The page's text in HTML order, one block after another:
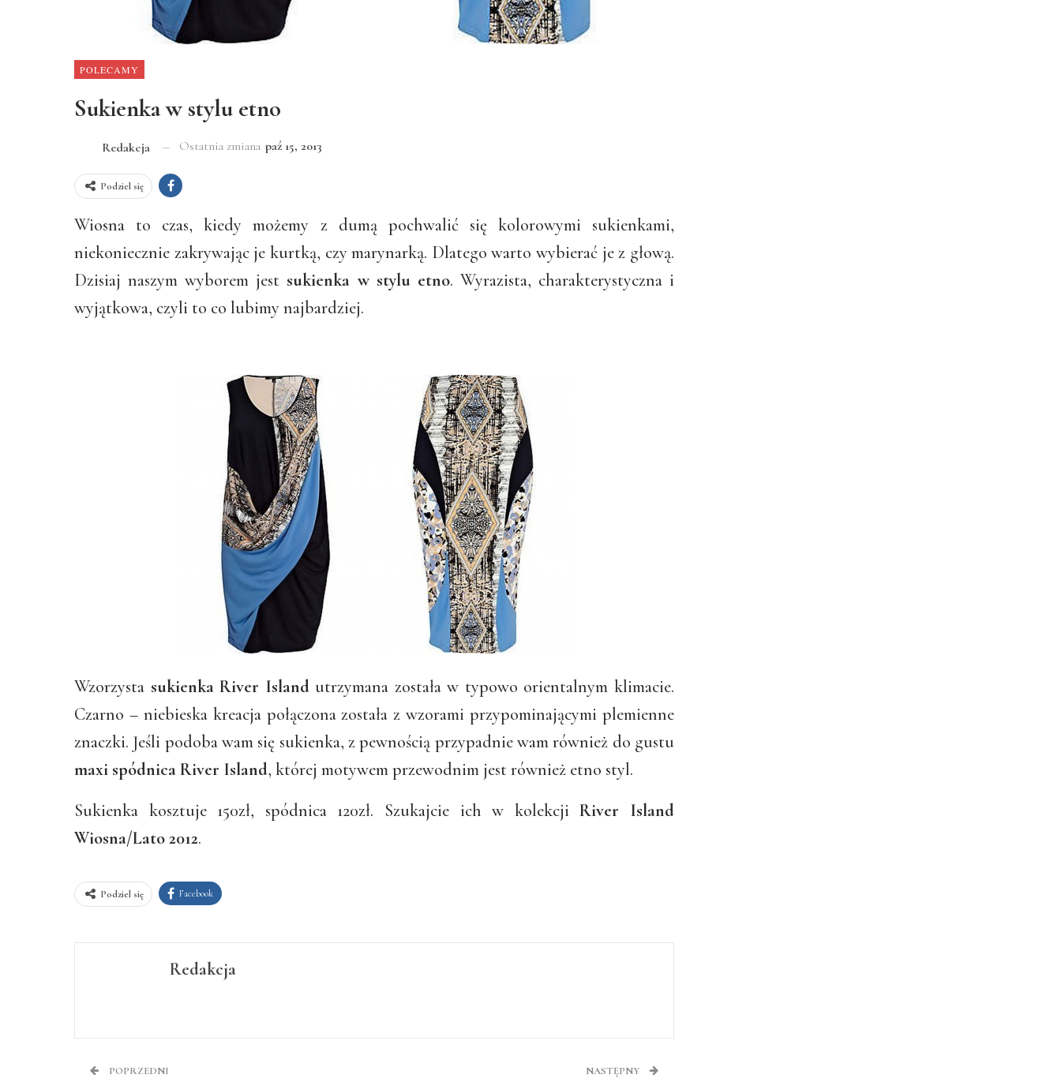
POLECAMY
Sukienka w stylu etno
Redakcja Ostatnia zmiana paź 15, 2013
Podziel się
Wiosna to czas, kiedy możemy z dumą pochwalić się kolorowymi sukienkami,
niekoniecznie zakrywając je kurtką, czy marynarką. Dlatego warto wybierać je z głową.
Dzisiaj naszym wyborem jest sukienka w stylu etno. Wyrazista, charakterystyczna i
wyjątkowa, czyli to co lubimy najbardziej.
Wzorzysta sukienka River Islandutrzymana została w typowo orientalnym klimacie.
Czarno – niebieska kreacja połączona została z wzorami przypominającymi plemienne
znaczki. Jeśli podoba wam się sukienka, z pewnością przypadnie wam również do gustu
maxi spódnica River Island, której motywem przewodnim jest również etno styl.
Sukienka kosztuje 150zł, spódnica 120zł. Szukajcie ich w kolekcjiRiver Island
Wiosna/Lato 2012.
Podziel się Facebook
Redakcja
POPRZEDNI NASTĘPNY